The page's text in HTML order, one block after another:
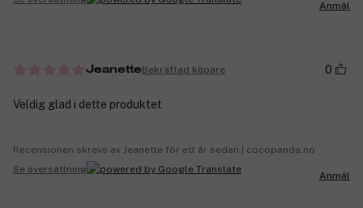
Anmäl
JeanetteBekräftad köpare 0
Veldig glad i dette produktet
Recensionen skrevs av Jeanette för ett år sedan | cocopanda.no
Se översättning
Anmäl